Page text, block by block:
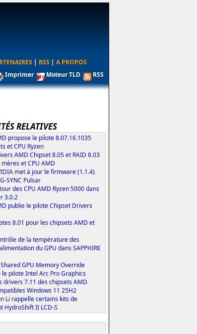
| RSS | A PROPOS
Imprimer Moteur TLD RSS
RELATIVES
propose le pilote 8.07.16.1035
et CPU Ryzen
AMD Chipset 8.05 et RAID 8.03
et CPU AMD
met à jour le firmware (1.1.4)
SYNC Pulsar
des CPU AMD Ryzen 5000 dans
3.0.2
publie le pilote Chipset Drivers
8.01 pour les chipsets AMD et
de la température des
du GPU dans SAPPHIRE
Shared GPU Memory Override
pilote Intel Arc Pro Graphics
drivers 7.11 des chipsets AMD
Windows 11 25H2
Li rappelle certains kits de
HydroShift II LCD-S